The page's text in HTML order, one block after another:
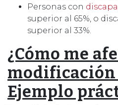
Personas con
superior al 65%, o
superior al 33%.
¿Cómo me
modificación
Ejemplo